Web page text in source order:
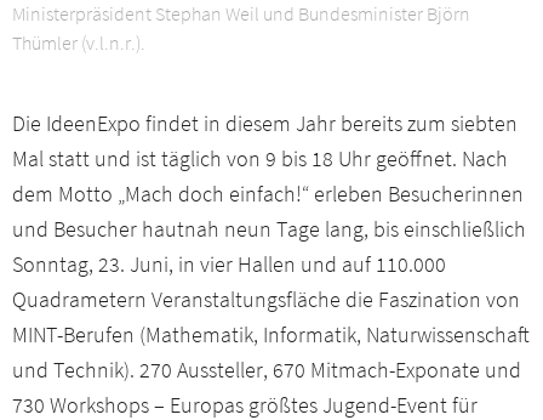
Ministerpräsident Stephan Weil und Bundesminister Björn
Thümler (v.l.n.r.).
Die IdeenExpo findet in diesem Jahr bereits zum siebten
Mal statt und ist täglich von 9 bis 18 Uhr geöffnet. Nach
dem Motto „Mach doch einfach!“ erleben Besucherinnen
und Besucher hautnah neun Tage lang, bis einschließlich
Sonntag, 23. Juni, in vier Hallen und auf 110.000
Quadrametern Veranstaltungsfläche die Faszination von
MINT-Berufen (Mathematik, Informatik, Naturwissenschaft
und Technik). 270 Aussteller, 670 Mitmach-Exponate und
730 Workshops – Europas größtes Jugend-Event für